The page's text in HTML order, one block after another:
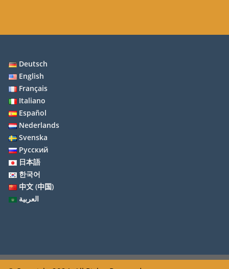
Deutsch
English
Français
Italiano
Español
Nederlands
Svenska
Русский
日本語
한국어
中文 (中国)
العربية